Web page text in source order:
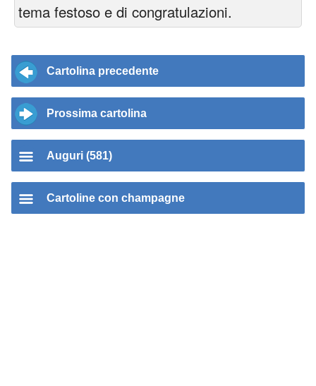
tema festoso e di congratulazioni.
Cartolina precedente
Prossima cartolina
Auguri (581)
Cartoline con champagne